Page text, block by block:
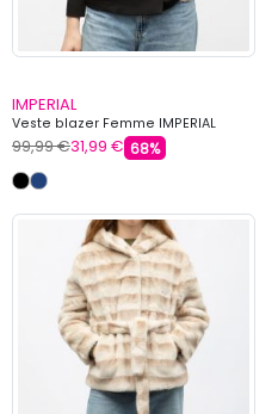
IMPERIAL
Veste blazer Femme IMPERIAL
99,99 €31,99 € 68%